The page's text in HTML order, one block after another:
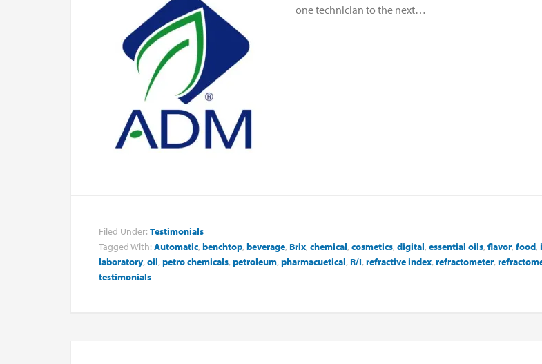
one technician to the next…
Filed Under: Testimonials
Tagged With: Automatic, benchtop, beverage, Brix, chemical, cosmetics, digital, essential oils, flavor, food,
laboratory, oil, petro chemicals, petroleum, pharmacuetical, R/I, refractive index, refractometer,
testimonials